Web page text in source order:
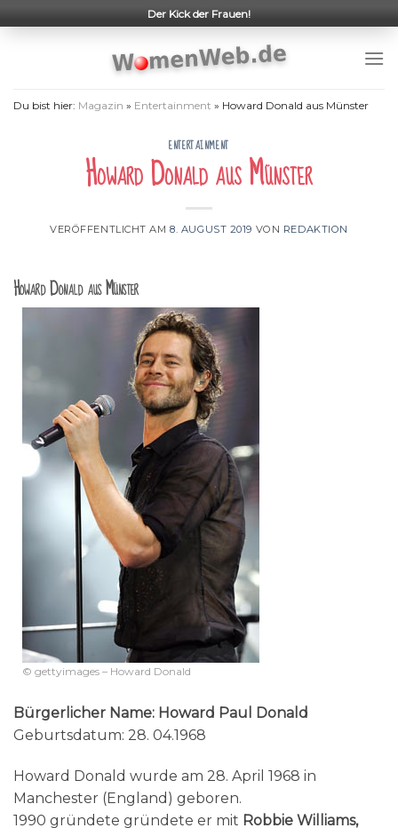
to
Der Kick der Frauen!
Du bist hier: Magazin » Entertainment » Howard Donald aus Münster
ENTERTAINMENT
Howard Donald aus Münster
VERÖFFENTLICHT AM8. AUGUST 2019 VON REDAKTION
Howard Donald aus Münster
© gettyimages – Howard Donald
Bürgerlicher Name: Howard Paul Donald
Geburtsdatum: 28. 04.1968
Howard Donald wurde am 28. April 1968 in
Manchester (England) geboren.
1990 gründete gründete er mit Robbie Williams,